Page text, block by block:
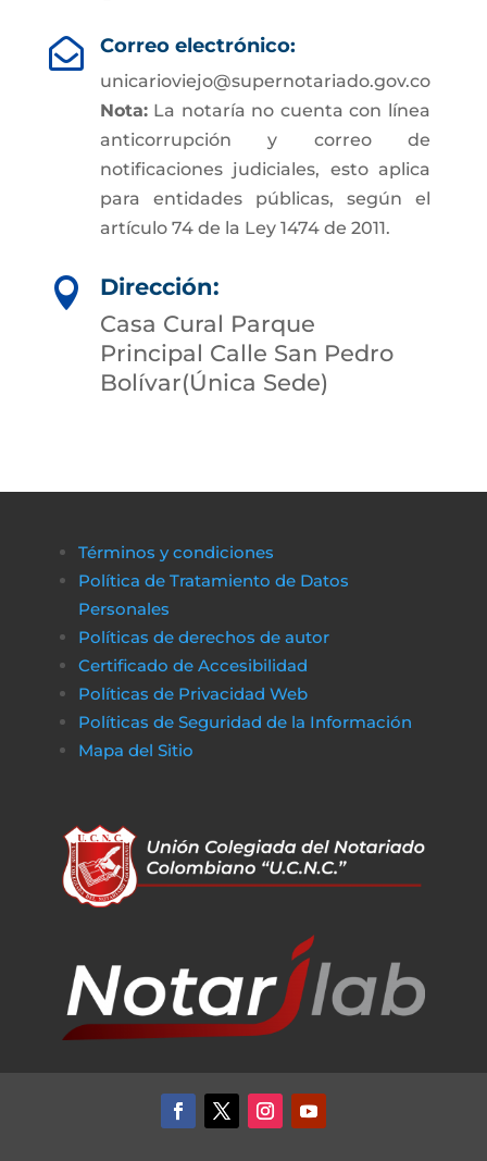
 Correo electrónico:
unicarioviejo@supernotariado.gov.co
Nota:La notaría no cuenta con línea
anticorrupción y correo de
notificaciones judiciales, esto aplica
para entidades públicas, según el
artículo 74 de la Ley 1474 de 2011.

Dirección:
Casa Cural Parque
Principal Calle San Pedro
Bolívar(Única Sede)
Términos y condiciones
Política de Tratamiento de Datos
Personales
Políticas de derechos de autor
Certificado de Accesibilidad
Políticas de Privacidad Web
Políticas de Seguridad de la Información
Mapa del Sitio